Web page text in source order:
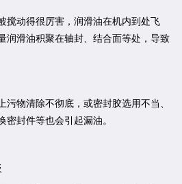
搅动得很厉害，润滑油在机内到处飞
润滑油积聚在轴封、结合面等处，导致
污物清除不彻底，或密封胶选用不当、
密封件等也会引起漏油。